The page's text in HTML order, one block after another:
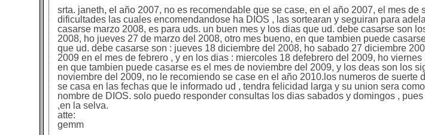
srta. janeth, el año 2007, no es recomendable que se case, en el año 2007, el mes de
dificultades las cuales encomendandose ha DIOS , las sortearan y seguiran para
casarse marzo 2008, es para uds. un buen mes y los dias que ud. debe casarse son
2008, ho jueves 27 de marzo del 2008, otro mes bueno, en que tambien puede
que ud. debe casarse son : jueves 18 diciembre del 2008, ho sabado 27 diciembre
2009 en el mes de febrero , y en los dias : miercoles 18 defebrero del 2009, ho
en que tambien puede casarse es el mes de noviembre del 2009, y los deas son los
noviembre del 2009, no le recomiendo se case en el año 2010.los numeros de suerte
se casa en las fechas que le informado ud , tendra felicidad larga y su union sera
nombre de DIOS. solo puedo responder consultas los dias sabados y domingos ,
,en la selva.
atte:
gemm